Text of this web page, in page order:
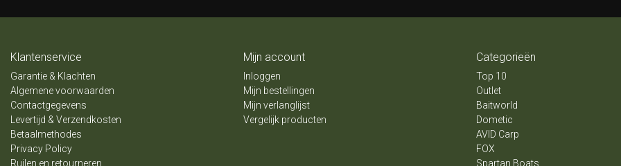
Klantenservice
Garantie & Klachten
Algemene voorwaarden
Contactgegevens
Levertijd & Verzendkosten
Betaalmethodes
Privacy Policy
Ruilen en retourneren
Mijn account
Inloggen
Mijn bestellingen
Mijn verlanglijst
Vergelijk producten
Categorieën
Top 10
Outlet
Baitworld
Dometic
AVID Carp
FOX
Spartan Boats